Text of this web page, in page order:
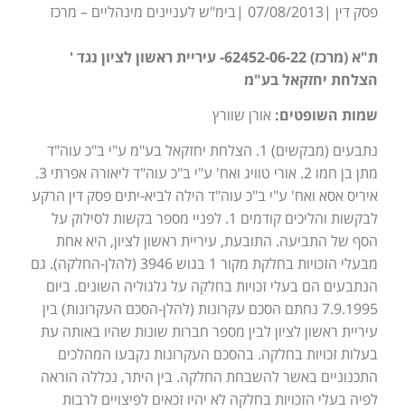
פסק דין |07/08/2013 |בימ"ש לעניינים מינהליים – מרכז
ת"א (מרכז) 62452-06-22- עיריית ראשון לציון נגד '
הצלחת יחזקאל בע"מ
שמות השופטים: אורן שוורץ
נתבעים (מבקשים) 1. הצלחת יחזקאל בע"מ ע"י ב"כ עוה"ד
מתן בן חמו 2. אורי טוויג ואח' ע"י ב"כ עוה"ד ליאורה אפרתי 3.
איריס אסא ואח' ע"י ב"כ עוה"ד הילה לביא-יתים פסק דין הרקע
לבקשות והליכים קודמים 1. לפניי מספר בקשות לסילוק על
הסף של התביעה. התובעת, עיריית ראשון לציון, היא אחת
מבעלי הזכויות בחלקת מקור 1 בגוש 3946 (להלן-החלקה). גם
הנתבעים הם בעלי זכויות בחלקה על גלגוליה השונים. ביום
7.9.1995 נחתם הסכם עקרונות (להלן-הסכם העקרונות) בין
עיריית ראשון לציון לבין מספר חברות שונות שהיו באותה עת
בעלות זכויות בחלקה. בהסכם העקרונות נקבעו המהלכים
התכנוניים באשר להשבחת החלקה. בין היתר, נכללה הוראה
לפיה בעלי הזכויות בחלקה לא יהיו זכאים לפיצויים לרבות